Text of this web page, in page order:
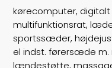
Vægt
Døre
kørecomputer,
multifunktionsrat,
sportssæder,
el indst. førersæde
lændestøtte,